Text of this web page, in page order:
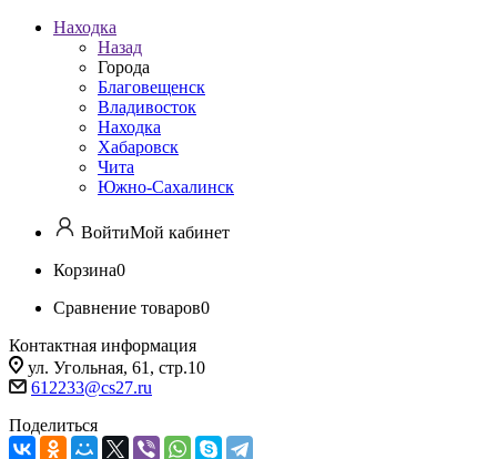
Находка
Назад
Города
Благовещенск
Владивосток
Находка
Хабаровск
Чита
Южно-Сахалинск
ВойтиМой кабинет
Корзина0
Сравнение товаров0
Контактная информация
ул. Угольная, 61, стр.10
612233@cs27.ru
Поделиться